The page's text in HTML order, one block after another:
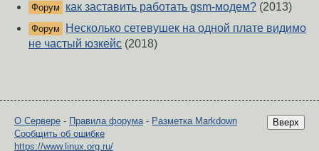
Форум как заставить работать gsm-модем? (2013)
Форум
Несколько сетевушек на одной плате видимо
не частый юзкейс (2018)
Вверх
О Сервере - Правила форума - Разметка Markdown
Сообщить об ошибке
https://www.linux.org.ru/